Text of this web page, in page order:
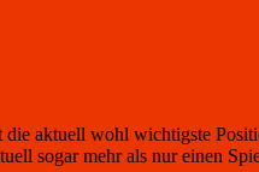
aktuell wohl wichtigste
sogar mehr als nur einen